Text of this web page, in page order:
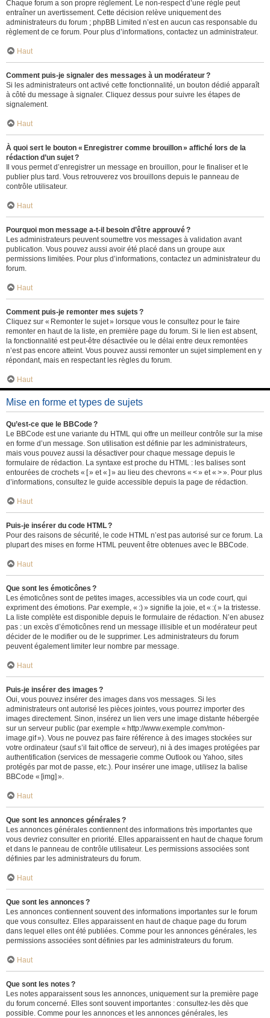
Chaque forum a son propre règlement. Le non-respect d’une règle peut
entraîner un avertissement. Cette décision relève uniquement des
administrateurs du forum ; phpBB Limited n’est en aucun cas responsable du
règlement de ce forum. Pour plus d’informations, contactez un administrateur.
Haut
Comment puis-je signaler des messages à un modérateur ?
Si les administrateurs ont activé cette fonctionnalité, un bouton dédié apparaît
à côté du message à signaler. Cliquez dessus pour suivre les étapes de
signalement.
Haut
À quoi sert le bouton « Enregistrer comme brouillon » affiché lors de la
rédaction d’un sujet ?
Il vous permet d’enregistrer un message en brouillon, pour le finaliser et le
publier plus tard. Vous retrouverez vos brouillons depuis le panneau de
contrôle utilisateur.
Haut
Pourquoi mon message a-t-il besoin d’être approuvé ?
Les administrateurs peuvent soumettre vos messages à validation avant
publication. Vous pouvez aussi avoir été placé dans un groupe aux
permissions limitées. Pour plus d’informations, contactez un administrateur du
forum.
Haut
Comment puis-je remonter mes sujets ?
Cliquez sur « Remonter le sujet » lorsque vous le consultez pour le faire
remonter en haut de la liste, en première page du forum. Si le lien est absent,
la fonctionnalité est peut-être désactivée ou le délai entre deux remontées
n’est pas encore atteint. Vous pouvez aussi remonter un sujet simplement en y
répondant, mais en respectant les règles du forum.
Haut
Mise en forme et types de sujets
Qu’est-ce que le BBCode ?
Le BBCode est une variante du HTML qui offre un meilleur contrôle sur la mise
en forme d’un message. Son utilisation est définie par les administrateurs,
mais vous pouvez aussi la désactiver pour chaque message depuis le
formulaire de rédaction. La syntaxe est proche du HTML : les balises sont
entourées de crochets « [ » et « ] » au lieu des chevrons « < » et « > ». Pour plus
d’informations, consultez le guide accessible depuis la page de rédaction.
Haut
Puis-je insérer du code HTML ?
Pour des raisons de sécurité, le code HTML n’est pas autorisé sur ce forum. La
plupart des mises en forme HTML peuvent être obtenues avec le BBCode.
Haut
Que sont les émoticônes ?
Les émoticônes sont de petites images, accessibles via un code court, qui
expriment des émotions. Par exemple, « :) » signifie la joie, et « :( » la tristesse.
La liste complète est disponible depuis le formulaire de rédaction. N’en abusez
pas : un excès d’émoticônes rend un message illisible et un modérateur peut
décider de le modifier ou de le supprimer. Les administrateurs du forum
peuvent également limiter leur nombre par message.
Haut
Puis-je insérer des images ?
Oui, vous pouvez insérer des images dans vos messages. Si les
administrateurs ont autorisé les pièces jointes, vous pourrez importer des
images directement. Sinon, insérez un lien vers une image distante hébergée
sur un serveur public (par exemple « http://www.exemple.com/mon-
image.gif »). Vous ne pouvez pas faire référence à des images stockées sur
votre ordinateur (sauf s’il fait office de serveur), ni à des images protégées par
authentification (services de messagerie comme Outlook ou Yahoo, sites
protégés par mot de passe, etc.). Pour insérer une image, utilisez la balise
BBCode « [img] ».
Haut
Que sont les annonces générales ?
Les annonces générales contiennent des informations très importantes que
vous devriez consulter en priorité. Elles apparaissent en haut de chaque forum
et dans le panneau de contrôle utilisateur. Les permissions associées sont
définies par les administrateurs du forum.
Haut
Que sont les annonces ?
Les annonces contiennent souvent des informations importantes sur le forum
que vous consultez. Elles apparaissent en haut de chaque page du forum
dans lequel elles ont été publiées. Comme pour les annonces générales, les
permissions associées sont définies par les administrateurs du forum.
Haut
Que sont les notes ?
Les notes apparaissent sous les annonces, uniquement sur la première page
du forum concerné. Elles sont souvent importantes : consultez-les dès que
possible. Comme pour les annonces et les annonces générales, les